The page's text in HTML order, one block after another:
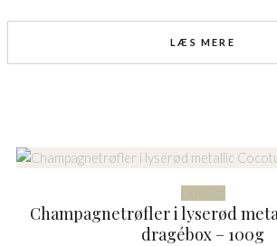
LÆS MERE
Udsolgt
Champagnetrøfler i lyserød
dragébox – 100g